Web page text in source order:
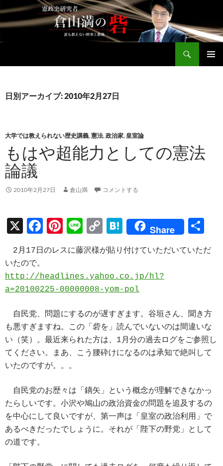
テ
ン
へ
ッ
日別アーカイブ: 2010年2月27日
大学では教えられない歴史講義,憲法,政治家,皇室論
もはや超能力としての憲法
論議
2010年2月27日 倉山満 コメントする
X
F
e
b
o
o
k
Pi
nt
er
es
t
Li
n
e
C
o
p
y
Li
n
k
H
at
e
n
a
Share
有
2月17日のレスに藤沢様が貼り付けていただいていただ
いたので。
http://headlines.yahoo.co.jp/hl?
a=20100225-00000008-yom-pol
自民党、問題にするのが遅すぎます。谷垣さん、聞き方
も悪すぎますね。この「砦を」読んでいないのは間違いな
い（笑）。最近来られた方は、1月分の過去ログをご参照し
てください。まあ、こう腰砕けになるのは承知で絶叫して
いたのですが。。。
自民党のお歴々は「鏑矢」という概念が理解できなかっ
たらしいです。小沢や鳩山の政治資金の問題を追及するの
を中心にして良いですが、第一声は「皇室の政治利用」で
あるべきだったでしょうに。それが「陛下の野党」として
の道です。